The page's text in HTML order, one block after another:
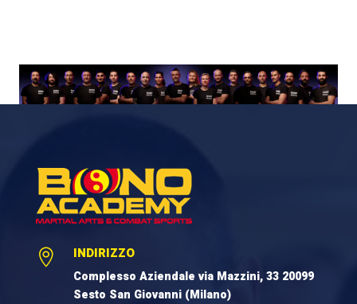
 INDIRIZZO
Complesso Aziendale via Mazzini, 33 20099
Sesto San Giovanni (Milano)